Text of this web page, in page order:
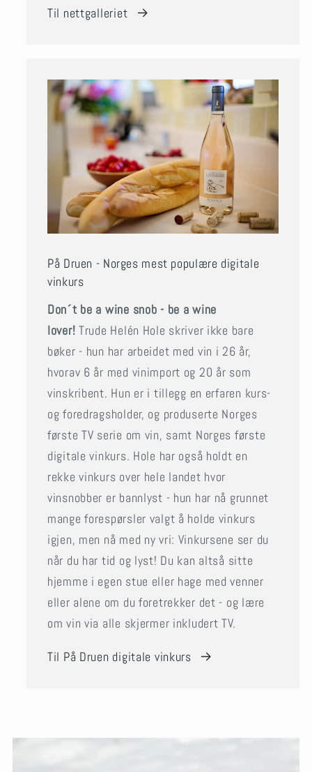
Til nettgalleriet
På Druen - Norges mest populære digitale
vinkurs
Don´t be a wine snob - be a wine
lover!Trude Helén Hole skriver ikke bare
bøker - hun har arbeidet med vin i 26 år,
hvorav 6 år med vinimport og 20 år som
vinskribent. Hun er i tillegg en erfaren kurs-
og foredragsholder, og produserte Norges
første TV serie om vin, samt Norges første
digitale vinkurs. Hole har også holdt en
rekke vinkurs over hele landet hvor
vinsnobber er bannlyst - hun har nå grunnet
mange forespørsler valgt å holde vinkurs
igjen, men nå med ny vri: Vinkursene ser du
når du har tid og lyst! Du kan altså sitte
hjemme i egen stue eller hage med venner
eller alene om du foretrekker det - og lære
om vin via alle skjermer inkludert TV.
Til På Druen digitale vinkurs